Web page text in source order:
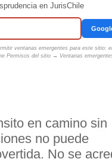
en JurisChile
ventanas emergentes para este sitio:
Permisos del sitio → Ventanas
en camino sin
no puede
No se